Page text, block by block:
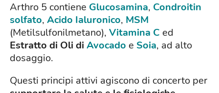
Arthro 5 contiene Glucosamina, Condroitin
solfato, Acido Ialuronico, MSM
(Metilsulfonilmetano), Vitamina C ed
Estratto di Oli di Avocado e Soia, ad alto
dosaggio.
Questi principi attivi agiscono di concerto per